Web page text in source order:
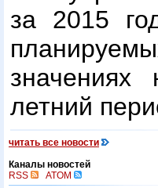
за 2015
значениях
летний
читать все новости
Каналы новостей
RSS
ATOM